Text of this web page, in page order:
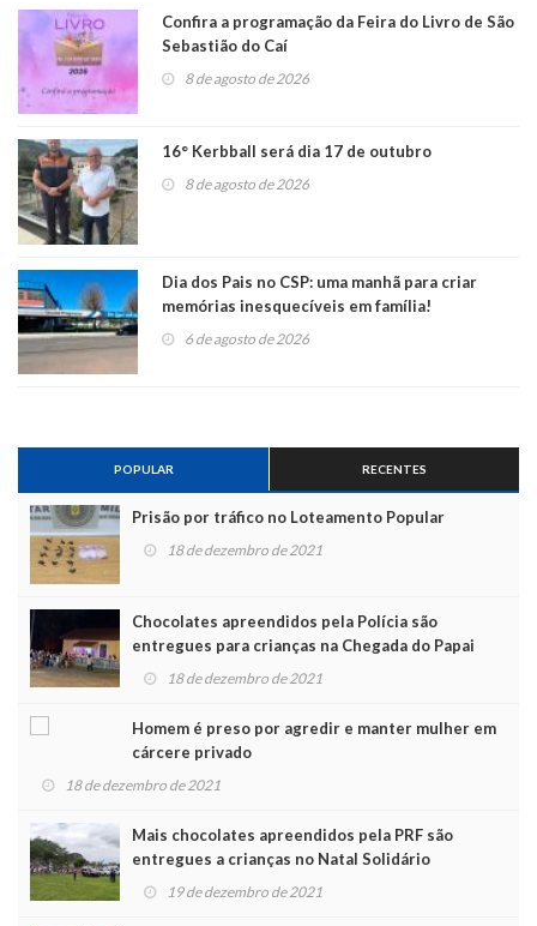
Confira a programação da Feira do Livro de São
Sebastião do Caí
8 de agosto de 2026
16° Kerbball será dia 17 de outubro
8 de agosto de 2026
Dia dos Pais no CSP: uma manhã para criar
memórias inesquecíveis em família!
6 de agosto de 2026
POPULAR RECENTES
Prisão por tráfico no Loteamento Popular
18 de dezembro de 2021
Chocolates apreendidos pela Polícia são
entregues para crianças na Chegada do Papai
Noel
18 de dezembro de 2021
Homem é preso por agredir e manter mulher em
cárcere privado
18 de dezembro de 2021
Mais chocolates apreendidos pela PRF são
entregues a crianças no Natal Solidário
19 de dezembro de 2021